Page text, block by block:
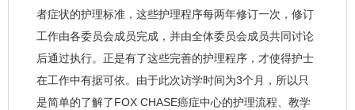
者症状的护理标准，这些护理程序每两年修订一次，修订
工作由各委员会成员完成，并由全体委员会成员共同讨论
后通过执行。正是有了这些完善的护理程序，才使得护士
在工作中有据可依。由于此次访学时间为3个月，所以只
是简单的了解了FOX CHASE癌症中心的护理流程、教学